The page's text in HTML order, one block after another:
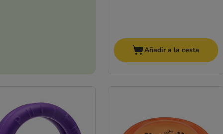
Añadir a la cesta